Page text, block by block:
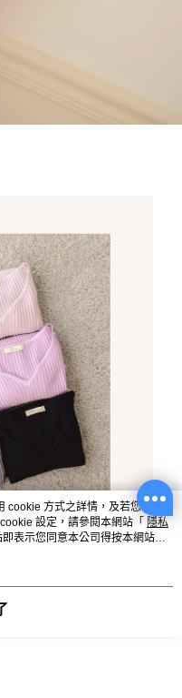
方式之詳情，及若您不希
設定，請參閱本網站「 隱私
表示您同意本公司得按本網站使